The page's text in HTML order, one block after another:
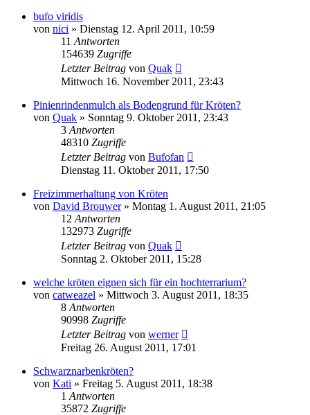
bufo viridis
von nici » Dienstag 12. April 2011, 10:59
11 Antworten
154639 Zugriffe
Letzter Beitrag von Quak
Mittwoch 16. November 2011, 23:43
Pinienrindenmulch als Bodengrund für Kröten?
von Quak » Sonntag 9. Oktober 2011, 23:43
3 Antworten
48310 Zugriffe
Letzter Beitrag von Bufofan
Dienstag 11. Oktober 2011, 17:50
Freizimmerhaltung von Kröten
von David Brouwer» Montag 1. August 2011, 21:05
12 Antworten
132973 Zugriffe
Letzter Beitrag von Quak
Sonntag 2. Oktober 2011, 15:28
welche kröten eignen sich für ein hochterrarium?
von catweazel » Mittwoch 3. August 2011, 18:35
8 Antworten
90998 Zugriffe
Letzter Beitrag von werner
Freitag 26. August 2011, 17:01
Schwarznarbenkröten?
von Kati » Freitag 5. August 2011, 18:38
1 Antworten
35872 Zugriffe